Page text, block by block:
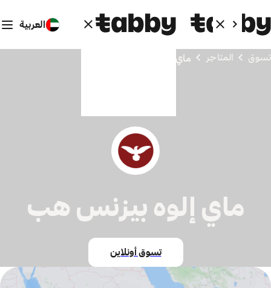
العربية
تسوق المتاجر ماي إلوه بيزنس هب
ماي إلوه بيزنس هب
تسوق أونلاين